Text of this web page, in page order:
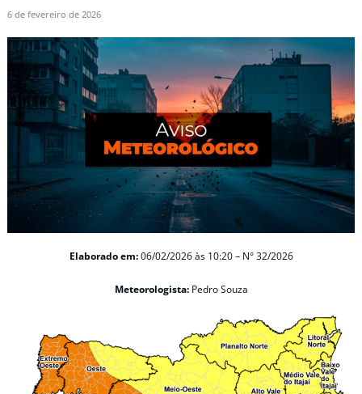
6 de fevereiro de 2026
Elaborado em:06/02/2026 às 10:20 – N° 32/2026
Meteorologista: Pedro Souza